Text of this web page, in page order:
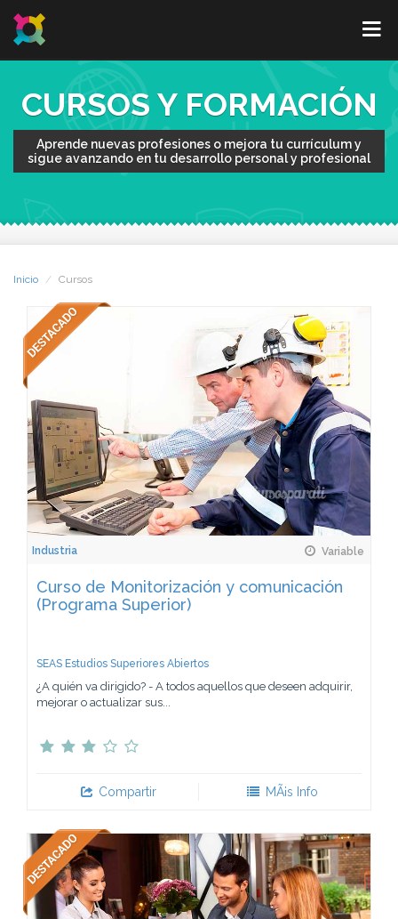
CURSOS Y FORMACIÓN
Aprende nuevas profesiones o mejora tu currículum y
sigue avanzando en tu desarrollo personal y profesional
Inicio Cursos
Industria Variable
Curso de Monitorización y comunicación
(Programa Superior)
SEAS Estudios Superiores Abiertos
¿A quién va dirigido? - A todos aquellos que deseen adquirir,
mejorar o actualizar sus...
Compartir MÃ¡s Info